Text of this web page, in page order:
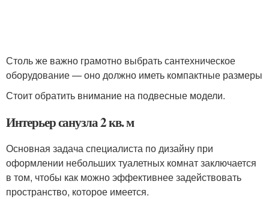
Столь же важно грамотно выбрать сантехническое
оборудование — оно должно иметь компактные размеры
Стоит обратить внимание на подвесные модели.
Интерьер санузла 2 кв. м
Основная задача специалиста по дизайну при
оформлении небольших туалетных комнат заключается
в том, чтобы как можно эффективнее задействовать
пространство, которое имеется.